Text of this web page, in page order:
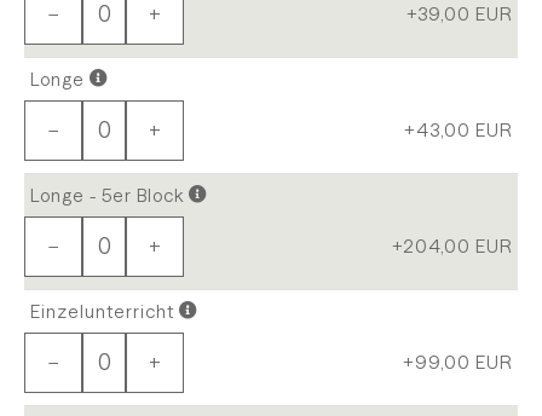
− + +39,00 EUR
− +
Longe
+43,00 EUR
− +
Longe - 5er Block
+204,00 EUR
− +
Einzelunterricht
+99,00 EUR